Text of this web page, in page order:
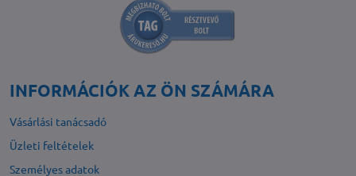
INFORMÁCIÓK AZ ÖN SZÁMÁRA
Vásárlási tanácsadó
Üzleti feltételek
Személyes adatok